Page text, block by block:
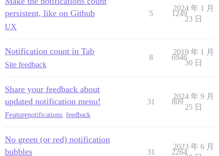
persistent, like on Github
UX
5 1249
2024 年 1 月
23 日
Notification count in Tab
Site feedback
8 6946
2019 年 1 月
30 日
Share your feedback about
updated notification menu!
Featurenotifications, feedback
31 809
2024 年 9 月
25 日
No green (or red) notification
bubbles
31 2264
2023 年 6 月